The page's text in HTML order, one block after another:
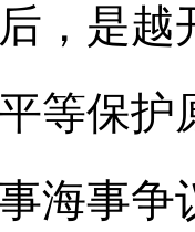
，是
等保护
海事争